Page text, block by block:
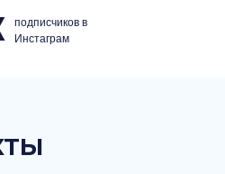
подписчиков в
Инстаграм